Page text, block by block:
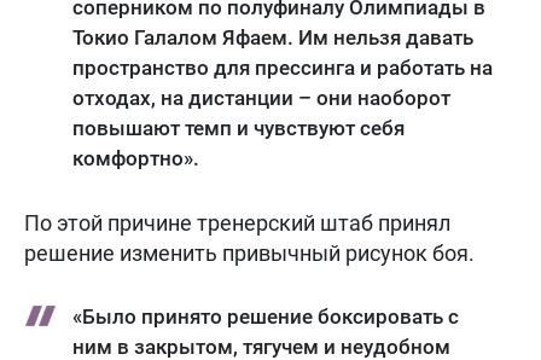
соперником по полуфиналу Олимпиады в
Токио Галалом Яфаем. Им нельзя давать
пространство для прессинга и работать на
отходах, на дистанции – они наоборот
повышают темп и чувствуют себя
комфортно».
По этой причине тренерский штаб принял
решение изменить привычный рисунок боя.
«Было принято решение боксировать с
ним в закрытом, тягучем и неудобном